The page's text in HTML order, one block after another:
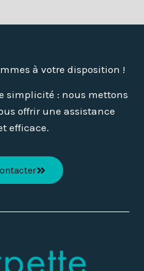
à votre disposition !
simplicité : nous mettons
offrir une assistance
efficace.